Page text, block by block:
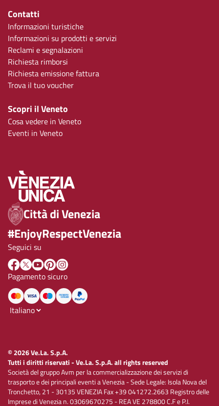
Contatti
Informazioni turistiche
Informazioni su prodotti e servizi
Reclami e segnalazioni
Richiesta rimborsi
Richiesta emissione fattura
Trova il tuo voucher
Scopri il Veneto
Cosa vedere in Veneto
Eventi in Veneto
Città di Venezia
#EnjoyRespectVenezia
Seguici su
Pagamento sicuro
© 2026 Ve.La. S.p.A.
Tutti i diritti riservati - Ve.La. S.p.A. all rights reserved
Società del gruppo Avm per la commercializzazione dei servizi di
trasporto e dei principali eventi a Venezia - Sede Legale: Isola Nova del
Tronchetto, 21 - 30135 VENEZIA Fax +39 041272.2663 Registro delle
Imprese di Venezia n. 03069670275 - REA VE 278800 C.F e P.I.